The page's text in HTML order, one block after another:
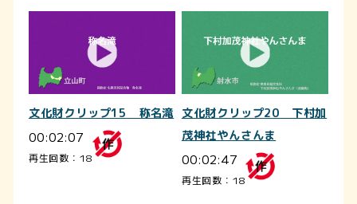
文化財クリップ15 称名滝
00:02:07
再生回数：18
文化財クリップ20 下村加
茂神社やんさんま
00:02:47
再生回数：18